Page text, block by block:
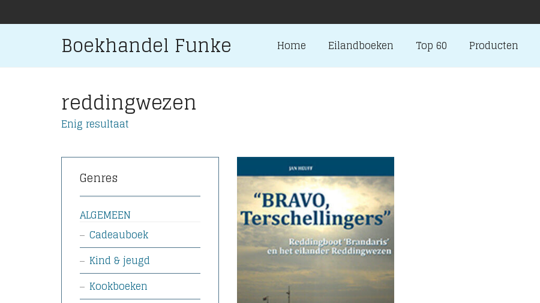
Boekhandel Funke Home Eilandboeken Top 60 Producten
reddingwezen
Enig resultaat
Genres
ALGEMEEN
Cadeauboek
Kind & jeugd
Kookboeken